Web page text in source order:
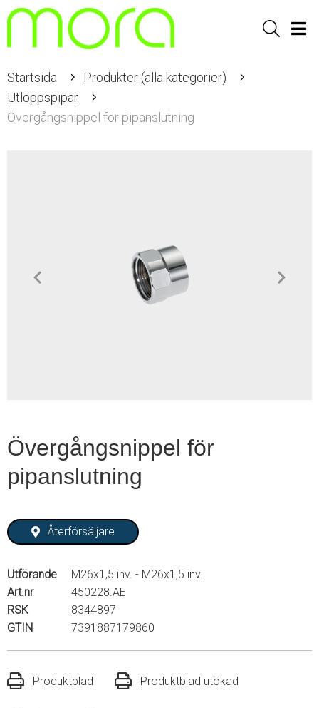
Sök
Startsida
Produkter (alla kategorier)
Utloppspipar
Övergångsnippel för pipanslutning
Övergångsnippel för
pipanslutning
Återförsäljare
Utförande
M26x1,5 inv. - M26x1,5 inv.
Art.nr
450228.AE
RSK
8344897
GTIN
7391887179860
Produktblad Produktblad utökad